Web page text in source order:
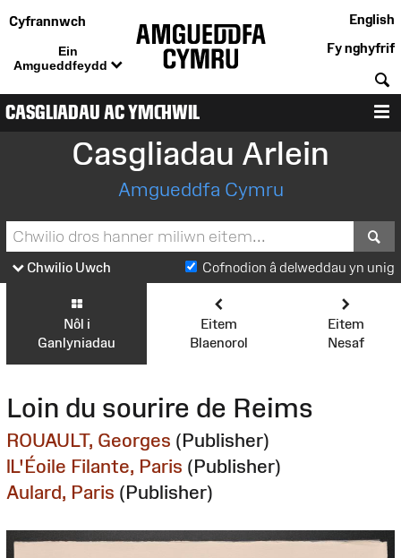
Cyfrannwch
Ein
Amgueddfeydd
English
Fy nghyfrif
CASGLIADAU AC YMCHWIL
Casgliadau Arlein
Amgueddfa Cymru
Chwilio Uwch Cofnodion â delweddau yn unig
Nôl i
Ganlyniadau
Eitem
Blaenorol
Eitem
Nesaf
Loin du sourire de Reims
ROUAULT, Georges (Publisher)
lL'Éoile Filante, Paris (Publisher)
Aulard, Paris (Publisher)